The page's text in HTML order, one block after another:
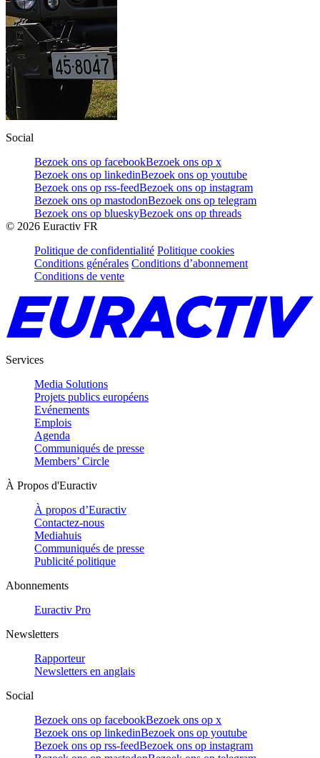
Social
Bezoek ons op facebookBezoek ons op x
Bezoek ons op linkedinBezoek ons op youtube
Bezoek ons op rss-feedBezoek ons op instagram
Bezoek ons op mastodonBezoek ons op telegram
Bezoek ons op blueskyBezoek ons op threads
© 2026 Euractiv FR
Politique de confidentialité Politique cookies
Conditions générales Conditions d’abonnement
Conditions de vente
Services
Media Solutions
Projets publics européens
Evénements
Emplois
Agenda
Communiqués de presse
Members’ Circle
À Propos d'Euractiv
À propos d’Euractiv
Contactez-nous
Mediahuis
Communiqués de presse
Publicité politique
Abonnements
Euractiv Pro
Newsletters
Rapporteur
Newsletters en anglais
Social
Bezoek ons op facebookBezoek ons op x
Bezoek ons op linkedinBezoek ons op youtube
Bezoek ons op rss-feedBezoek ons op instagram